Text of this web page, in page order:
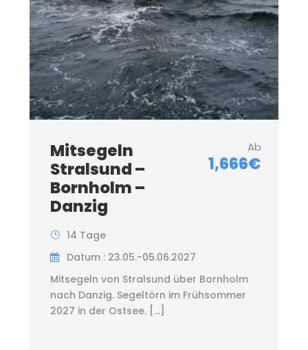
Mitsegeln
Stralsund –
Bornholm –
Danzig
Ab
1,666€
14 Tage
Datum : 23.05.-05.06.2027
Mitsegeln von Stralsund über Bornholm
nach Danzig. Segeltörn im Frühsommer
2027 in der Ostsee. […]